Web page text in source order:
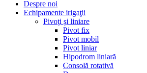
Despre noi
Echipamente irigaţii
Pivoţi şi liniare
Pivot fix
Pivot mobil
Pivot liniar
Hipodrom liniară
Consolă rotativă